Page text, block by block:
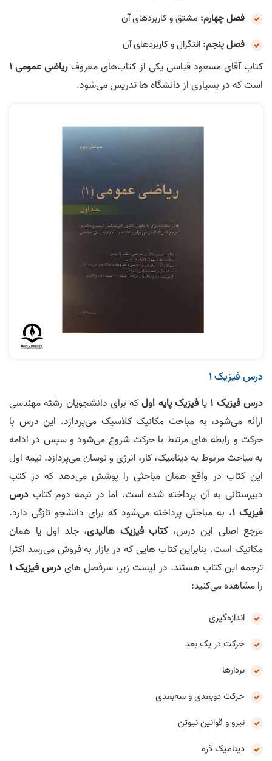
فصل چهارم: مشتق و کاربردهای آن
فصل پنجم: انتگرال و کاربردهای آن
کتاب آقای مسعود قیاسی یکی از کتاب‌های معروفریاضی عمومی 1
است که در بسیاری از دانشگاه ها تدریس می‌شود.
درس فیزیک 1
درس فیزیک 1 یافیزیک پایه اولکه برای دانشجویان رشته مهندسی
ارائه می‌‎شود، به مباحث مکانیک کلاسیک می‌پردازد. این درس با
حرکت و رابطه های مرتبط با حرکت شروع می‌شود و سپس در ادامه
به مباحث مربوط به دینامیک، کار، انرژی و نوسان می‌پردازد. نیمه اول
این کتاب در واقع همان مباحثی را پوشش می‌دهد که در کتب
دبیرستانی به آن پرداخته شده است. اما در نیمه دوم کتاب درس
فیزیک 1 ، به مباحثی پرداخته می‌شود که برای دانشجو تازگی دارد.
مرجع اصلی این درس،کتاب فیزیک هالیدی، جلد اول یا همان
مکانیک است. بنابراین کتاب هایی که در بازار به فروش می‌رسد اکثرا
ترجمه این کتاب هستند. در لیست زیر، سرفصل هایدرس فیزیک 1
را مشاهده می‌کنید:
اندازه‌گیری
حرکت در یک بعد
بردارها
حرکت دوبعدی و سه‌بعدی
نیرو و قوانین نیوتن
دینامیک ذره